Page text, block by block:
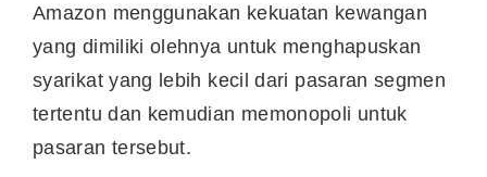
Amazon menggunakan kekuatan kewangan
yang dimiliki olehnya untuk menghapuskan
syarikat yang lebih kecil dari pasaran segmen
tertentu dan kemudian memonopoli untuk
pasaran tersebut.